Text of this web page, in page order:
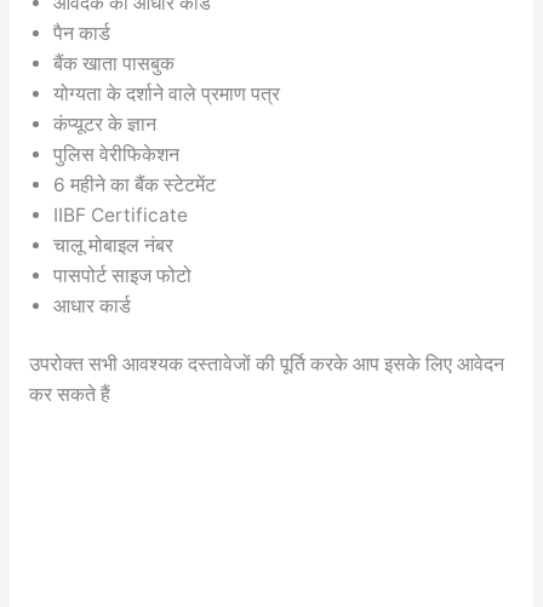
पैन कार्ड
बैंक खाता पासबुक
योग्यता के दर्शाने वाले प्रमाण पत्र
कंप्यूटर के ज्ञान
पुलिस वेरीफिकेशन
6 महीने का बैंक स्टेटमेंट
IIBF Certificate
चालू मोबाइल नंबर
पासपोर्ट साइज फोटो
आधार कार्ड
उपरोक्त सभी आवश्यक दस्तावेजों की पूर्ति करके आप इसके लिए आवेदन
कर सकते हैं